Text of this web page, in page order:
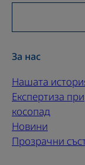
За нас
Нашата
Експертиза при
косопад
Новини
Прозрачни